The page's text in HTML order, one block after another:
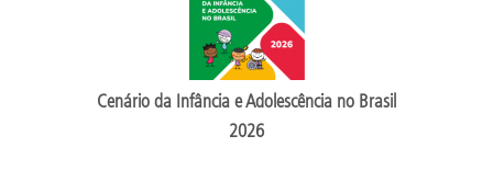
Cenário da Infância e Adolescência no Brasil
2026